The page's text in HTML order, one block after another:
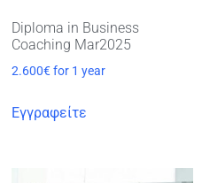
Diploma in Business
Coaching Mar2025
2.600€ for 1 year
Εγγραφείτε